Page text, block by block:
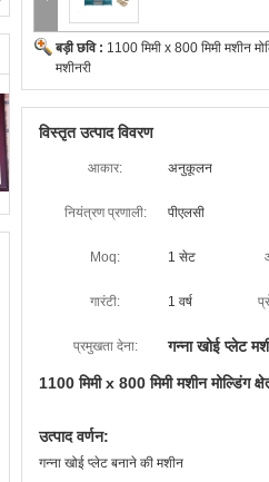
बड़ी छवि : 1100 मिमी x 800 मिमी मशीन
मशीनरी
विस्तृत उत्पाद विवरण
आकार: अनुकूलन
नियंत्रण प्रणाली: पीएलसी
Moq: 1 सेट
गारंटी: 1 वर्ष
प्रमुखता देना: गन्ना खोई प्लेट
1100 मिमी x 800 मिमी मशीन मोल्डिंग
उत्पाद वर्णन:
गन्ना खोई प्लेट बनाने की मशीन